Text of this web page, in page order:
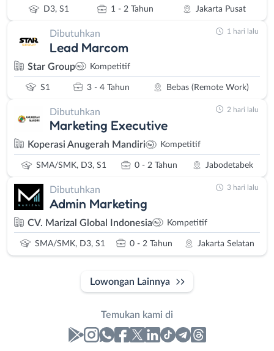
D3, S1 1 - 2 Tahun Jakarta Pusat
Dibutuhkan
Lead Marcom
Star Group Kompetitif
S1 3 - 4 Tahun Bebas (Remote Work)
1 hari lalu
Dibutuhkan
Marketing Executive
Koperasi Anugerah Mandiri Kompetitif
SMA/SMK, D3, S1 0 - 2 Tahun Jabodetabek
2 hari lalu
Dibutuhkan
Admin Marketing
CV. Marizal Global Indonesia Kompetitif
SMA/SMK, D3, S1 0 - 2 Tahun Jakarta Selatan
3 hari lalu
Lowongan Lainnya
Temukan kami di